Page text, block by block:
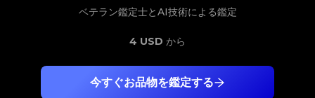
今すぐお品物を鑑定する
ベテラン鑑定士とAI技術による鑑定
4 USD から